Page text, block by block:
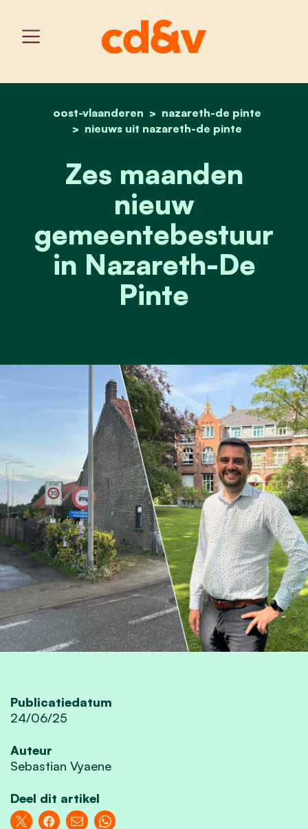
home
oost-vlaanderen
nazareth-de pinte
nieuws uit nazareth-de pinte
zes maanden nieuw
Zes maanden
nieuw
gemeentebestuur
in Nazareth-De
Pinte
Publicatiedatum
24/06/25
Auteur
Sebastian Vyaene
Deel dit artikel